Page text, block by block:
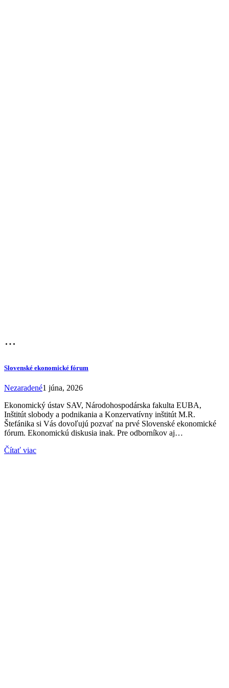
Slovenské ekonomické fórum
Nezaradené1 júna, 2026
Ekonomický ústav SAV, Národohospodárska fakulta EUBA,
Inštitút slobody a podnikania a Konzervatívny inštitút M.R.
Štefánika si Vás dovoľujú pozvať na prvé Slovenské ekonomické
fórum. Ekonomickú diskusia inak. Pre odborníkov aj…
Čítať viac